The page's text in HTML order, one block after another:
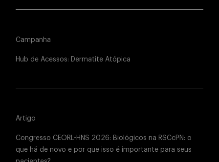
Campanha
Hub de Acessos: Dermatite Atópica
Artigo
Congresso CEORL-HNS 2026: Biológicos na RSCcPN: o
que há de novo e por que isso é importante para seus